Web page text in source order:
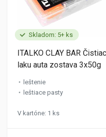
Skladom: 5+ ks
ITALKO CLAY BAR
laku auta zostava 3x50g
leštenie
leštiace pasty
V kartóne: 1 ks